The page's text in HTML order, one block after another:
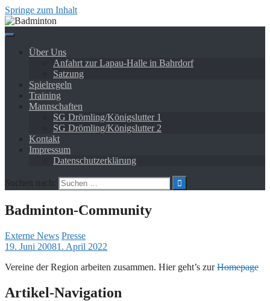
Springe zum Inhalt
Über Uns
Anfahrt zur Lapau-Halle in Bahrdorf
Satzung
Spielregeln
Training
Mannschaften
SG Drömling/Königslutter 1
SG Drömling/Königslutter 2
Kontakt
Impressum
Datenschutzerklärung
Suchen nach:
Badminton-Community
Externe News Presse
19. Juni 20081. April 2022
Vereine der Region arbeiten zusammen. Hier geht’s zurHomepage
Artikel-Navigation